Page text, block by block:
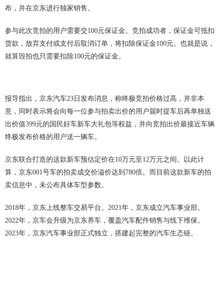
布，并在京东进行独家销售。
参与此次竞拍的用户需要交100元保证金。竞拍成功者，保证金可抵扣
货款，放弃支付或支付后取消订单，将扣除保证金100元。也就是说，
就算毁拍也只需要扣除100元的保证金。
报导指出，京东汽车23日发布消息，称终极竞拍价格过高，并非本
意，同时表示将会向每一位参与拍卖出价的用户届时提车后再单独送
出价值399元的国民好车新车大礼包等权益，并向竞拍出价最接近车辆
终极发布价格的用户送一辆车。
京东联合打造的这款新车预估定价在10万元至12万元之间。以此计
算，京东001号车的拍卖成交价溢价达到780倍。而目前这款新车的拍
卖信息中，未公布具体车型参数。
2018年，京东上线整车交易平台。2021年，京东成立汽车事业部。
2022年，京车会升级为京东养车，覆盖汽车配件销售与线下维保。
2023年，京东汽车事业部正式独立，搭建起完整的汽车生态链。